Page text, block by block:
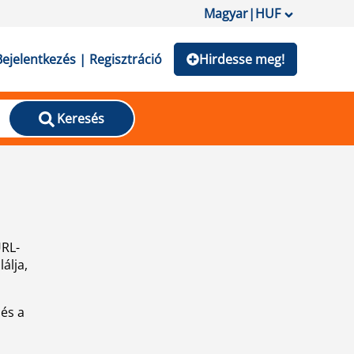
Magyar|HUF
| Regisztráció Hirdesse meg!
Keresés
a